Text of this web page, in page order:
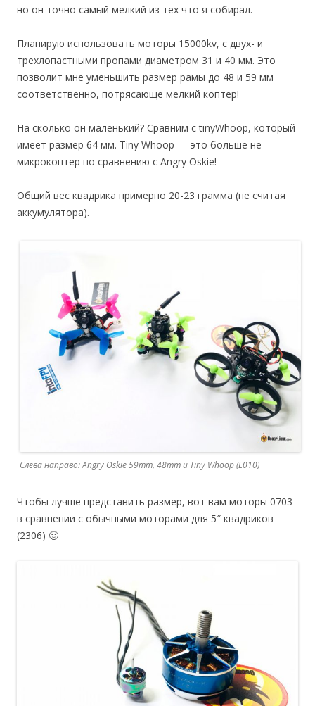
но он точно самый мелкий из тех что я собирал.
Планирую использовать моторы 15000kv, с двух- и
трехлопастными пропами диаметром 31 и 40 мм. Это
позволит мне уменьшить размер рамы до 48 и 59 мм
соответственно, потрясающе мелкий коптер!
На сколько он маленький? Сравним с tinyWhoop, который
имеет размер 64 мм. Tiny Whoop — это больше не
микрокоптер по сравнению с Angry Oskie!
Общий вес квадрика примерно 20-23 грамма (не считая
аккумулятора).
Слева направо: Angry Oskie 59mm, 48mm и Tiny Whoop (E010)
Чтобы лучше представить размер, вот вам моторы 0703
в сравнении с обычными моторами для 5″ квадриков
(2306) 🙂